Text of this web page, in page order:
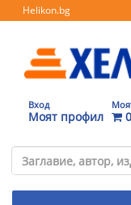
Helikon.bg
Вход
Моят профил